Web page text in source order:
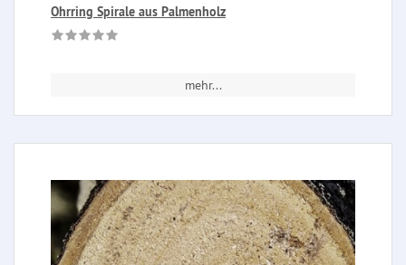
Ohrring Spirale aus Palmenholz
mehr...